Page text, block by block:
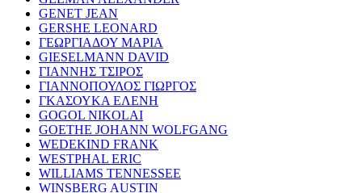
GENET JEAN
GERSHE LEONARD
ΓΕΩΡΓΙΑΔΟΥ ΜΑΡΙΑ
GIESELMANN DAVID
ΓΙΑΝΝΗΣ ΤΣΙΡΟΣ
ΓΙΑΝΝΟΠΟΥΛΟΣ ΓΙΩΡΓΟΣ
ΓΚΑΣΟΥΚΑ ΕΛΕΝΗ
GOGOL NIKOLAI
GOETHE JOHANN WOLFGANG
WEDEKIND FRANK
WESTPHAL ERIC
WILLIAMS TENNESSEE
WINSBERG AUSTIN